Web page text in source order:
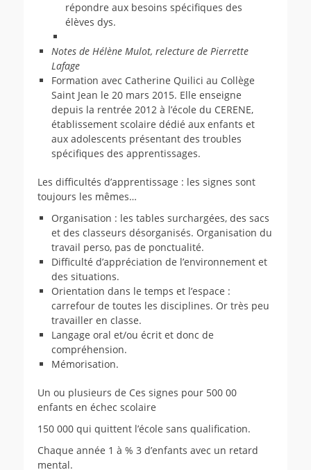
répondre aux besoins spécifiques des
élèves dys.
Notes de Hélène Mulot, relecture de Pierrette
Lafage
Formation avec Catherine Quilici au Collège
Saint Jean le 20 mars 2015. Elle enseigne
depuis la rentrée 2012 à l’école du CERENE,
établissement scolaire dédié aux enfants et
aux adolescents présentant des troubles
spécifiques des apprentissages.
Les difficultés d’apprentissage : les signes sont
toujours les mêmes…
Organisation : les tables surchargées, des sacs
et des classeurs désorganisés. Organisation du
travail perso, pas de ponctualité.
Difficulté d’appréciation de l’environnement et
des situations.
Orientation dans le temps et l’espace :
carrefour de toutes les disciplines. Or très peu
travailler en classe.
Langage oral et/ou écrit et donc de
compréhension.
Mémorisation.
Un ou plusieurs de Ces signes pour 500 00
enfants en échec scolaire
150 000 qui quittent l’école sans qualification.
Chaque année 1 à % 3 d’enfants avec un retard
mental.